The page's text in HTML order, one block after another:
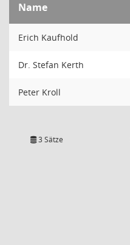
Name
Erich Kaufhold
Dr. Stefan Kerth
Peter Kroll
3 Sätze